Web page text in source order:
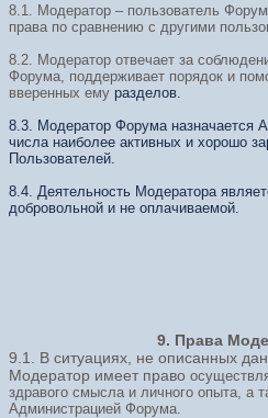
8.1. Модератор – пользователь
права по сравнению с другими
8.2. Модератор отвечает за
Форума, поддерживает порядок и
вверенных ему разделов.
8.3. Модератор Форума назначается
числа наиболее активных и хорошо
Пользователей.
8.4. Деятельность Модератора
добровольной и не оплачиваемой.
9. Права
9.1. В ситуациях, не описанных
Модератор имеет право
здравого смысла и личного опыта, а
Администрацией Форума.